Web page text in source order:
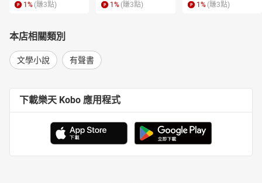
1 % (賺3點) 1 % (賺3點) 1 % (賺3點)
本店相關類別
文學小說 有聲書
下載樂天 Kobo 應用程式